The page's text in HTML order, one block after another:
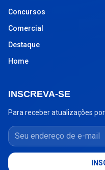
Concursos
Comercial
Destaque
Home
INSCREVA-SE
Para receber atualizações
Seu endereço de e-mail